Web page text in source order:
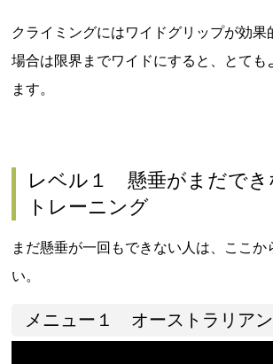
クライミングにはワイドグリップが効果
場合は限界までワイドにすると、とても
ます。
レベル１ 懸垂がまだでき
トレーニング
まだ懸垂が一回もできない人は、ここか
い。
メニュー１ オーストラリア